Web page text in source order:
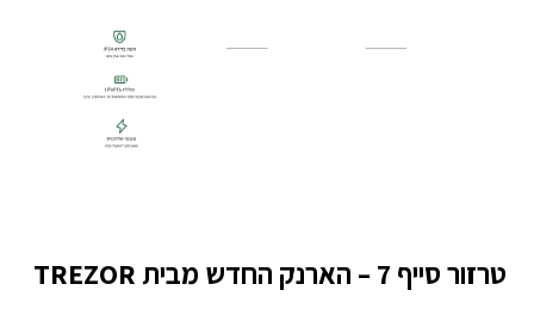
טרזור סייף 7 – הארנק החדש מבית TREZOR